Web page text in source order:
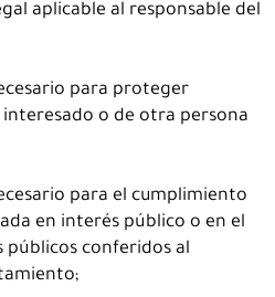
aplicable al responsable del
para proteger
o de otra persona
para el cumplimiento
en interés público o en el
públicos conferidos al